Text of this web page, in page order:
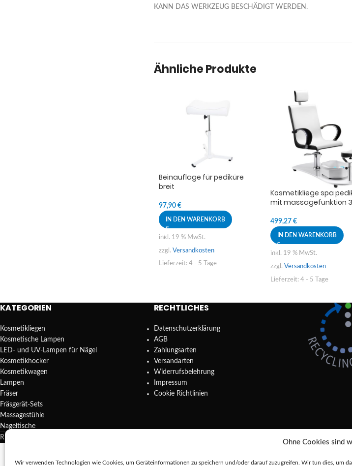
Ohne Cookies sind
Wir verwenden Technologien wie Cookies, um Geräteinformationen zu speichern und/oder darauf zuzugreifen. Wir tun dies, um
KANN DAS WERKZEUG BESCHÄDIGT WERDEN.
Ähnliche Produkte
Beinauflage für pediküre
breit
97,90 €
IN DEN WARENKORB
inkl. 19 % MwSt.
zzgl. Versandkosten
Lieferzeit: 4 - 5 Tage
Kosmetikliege spa
mit massagefunktion
499,27€
IN DEN WARENKORB
inkl. 19 % MwSt.
zzgl.Versandkosten
Lieferzeit:4 - 5 Tage
KATEGORIEN
Kosmetikliegen
Kosmetische Lampen
LED- und UV-Lampen für Nägel
Kosmetikhocker
Kosmetikwagen
Lampen
Fräser
Fräsgerät-Sets
Massagestühle
Nageltische
RECHTLICHES
Datenschutzerklärung
AGB
Zahlungsarten
Versandarten
Widerrufsbelehrung
Impressum
Cookie Richtlinien
REDA SHOP - Hochwertige Studio Ausstattung